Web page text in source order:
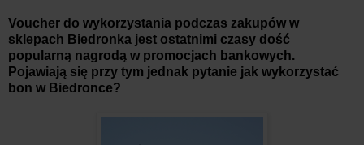
Voucher do wykorzystania podczas zakupów w
sklepach Biedronka jest ostatnimi czasy dość
popularną nagrodą w promocjach bankowych.
Pojawiają się przy tym jednak pytanie jak wykorzystać
bon w Biedronce?